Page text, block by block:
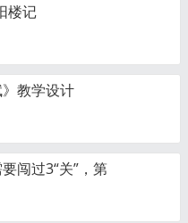
楼记
教学设计
闯过3“关”，第